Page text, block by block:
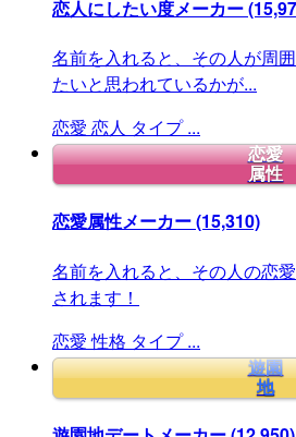
恋人にしたい度メーカー
名前を入れると、その人が周
たいと思われているかが...
恋愛 恋人 タイプ ...
恋愛
属性
恋愛属性メーカー(15,310)
名前を入れると、その人の恋
されます！
恋愛 性格 タイプ ...
遊園
地